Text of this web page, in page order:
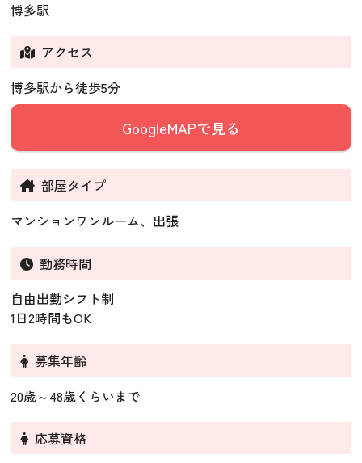
博多駅
アクセス
博多駅から徒歩5分
GoogleMAPで見る
部屋タイプ
マンションワンルーム、出張
勤務時間
自由出勤シフト制
1日2時間もOK
募集年齢
20歳～48歳くらいまで
応募資格